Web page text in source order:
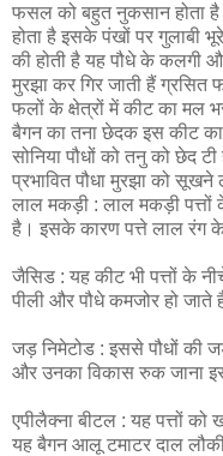
फसल को बहुत नुकसान होता
होता है इसके पंखों पर गुलाबी
की होती है यह पौधे के कलगी
मुरझा कर गिर जाती हैं
फलों के क्षेत्रों में कीट का मल
बैगन का तना छेदक इस कीट
सोनिया पौधों को तनु को छेद
प्रभावित पौधा मुरझा को सूखने
लाल मकड़ी : लाल मकड़ी
है। इसके कारण पत्ते लाल रंग
जैसिड : यह कीट भी पत्तों के
पीली और पौधे कमजोर हो जाते
जड़ निमेटोड : इससे पौधों की
और उनका विकास रुक जाना
एपीलैक्ना बीटल : यह पत्तों को
यह बैगन आलू टमाटर दाल लौकी